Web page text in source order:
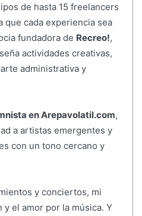
de hasta 15 freelancers
que cada experiencia sea
fundadora de Recreo!,
actividades creativas,
administrativa y
en Arepavolatil.com,
a artistas emergentes y
con un tono cercano y
y conciertos, mi
el amor por la música. Y